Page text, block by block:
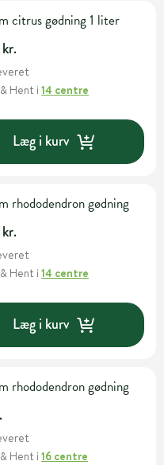
citrus gødning 1 liter
Hent i14 centre
Læg i kurv
rhododendron gødning
Hent i14 centre
Læg i kurv
rhododendron gødning
Hent i16 centre